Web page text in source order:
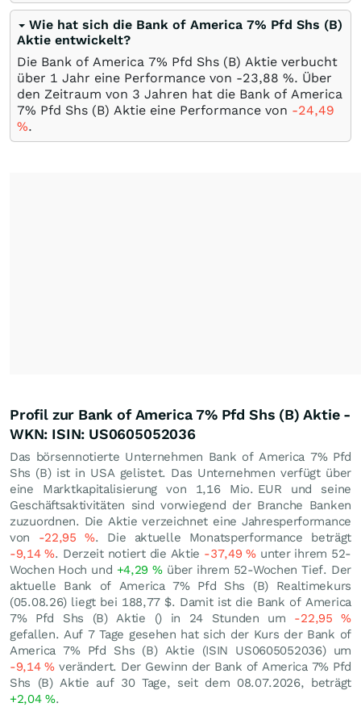
Wie hat sich die Bank of America 7% Pfd Shs (B)
Aktie entwickelt?
Die Bank of America 7% Pfd Shs (B) Aktie verbucht
über 1 Jahr eine Performance von -23,88 %. Über
den Zeitraum von 3 Jahren hat die Bank of America
7% Pfd Shs (B) Aktie eine Performance von -24,49
%.
Profil zur Bank of America 7% Pfd Shs (B) Aktie -
WKN: ISIN: US0605052036
Das börsennotierte Unternehmen Bank of America 7% Pfd
Shs (B) ist in USA gelistet. Das Unternehmen verfügt über
eine Marktkapitalisierung von 1,16 Mio. EUR und seine
Geschäftsaktivitäten sind vorwiegend der Branche Banken
zuzuordnen. Die Aktie verzeichnet eine Jahresperformance
von -22,95%. Die aktuelle Monatsperformance beträgt
-9,14%. Derzeit notiert die Aktie -37,49%unter ihrem 52-
Wochen Hoch und +4,29%über ihrem 52-Wochen Tief. Der
aktuelle Bank of America 7% Pfd Shs (B) Realtimekurs
(05.08.26) liegt bei 188,77 $. Damit ist die Bank of America
7% Pfd Shs (B) Aktie () in 24 Stunden um -22,95%
gefallen. Auf 7 Tage gesehen hat sich der Kurs der Bank of
America 7% Pfd Shs (B) Aktie (ISIN US0605052036) um
-9,14% verändert. Der Gewinn der Bank of America 7% Pfd
Shs (B) Aktie auf 30 Tage, seit dem 08.07.2026, beträgt
+2,04%.